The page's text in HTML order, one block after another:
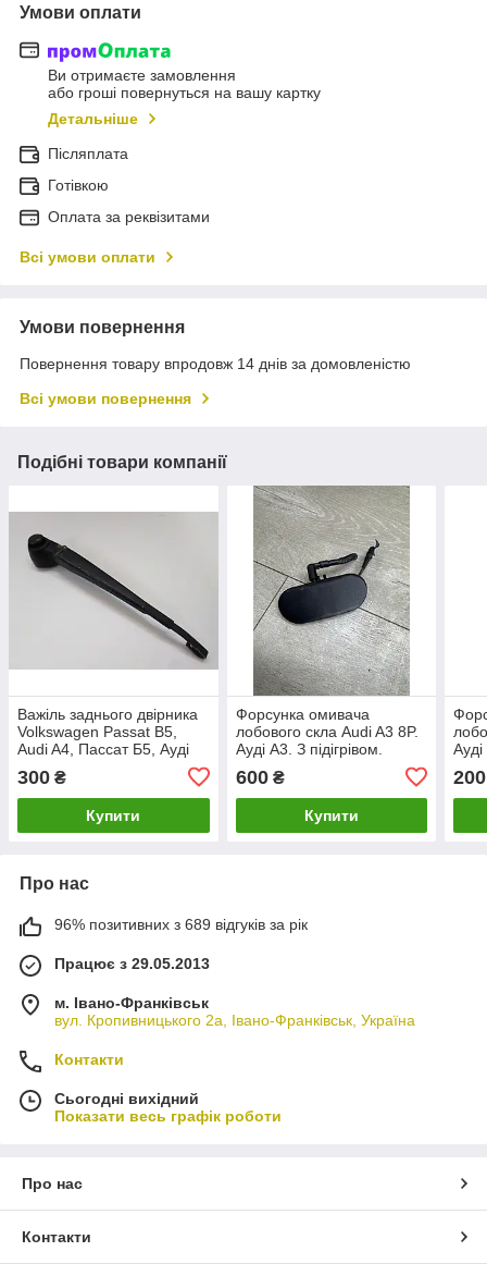
Умови оплати
Ви отримаєте замовлення
або гроші повернуться на вашу картку
Детальніше
Післяплата
Готівкою
Оплата за реквізитами
Всі умови оплати
Умови повернення
Повернення товару впродовж 14 днів за домовленістю
Всі умови повернення
Подібні товари компанії
Важіль заднього двірника
Volkswagen Passat B5,
Audi A4, Пассат Б5, Ауді
300 ₴
Купити
Форсунка омивача
лобового скла Audi A3 8P.
Ауді А3. З підігрівом.
600₴
Купити
200
Про нас
96% позитивних з 689 відгуків за рік
Працює з 29.05.2013
м. Івано-Франківськ
вул. Кропивницького 2а, Івано-Франківськ, Україна
Контакти
Сьогодні вихідний
Показати весь графік роботи
Про нас
Контакти